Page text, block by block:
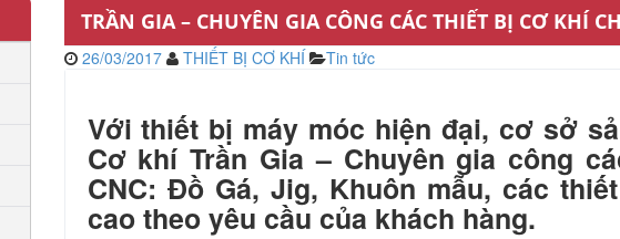
TRẦN GIA – CHUYÊN GIA CÔNG CÁC THIẾT BỊ CƠ KHÍ
26/03/2017 THIẾT BỊ CƠ KHÍ Tin tức
Với thiết bị máy móc hiện đại, cơ sở
Cơ khí Trần Gia – Chuyên gia công
CNC: Đồ Gá, Jig, Khuôn mẫu, các
cao theo yêu cầu của khách hàng.